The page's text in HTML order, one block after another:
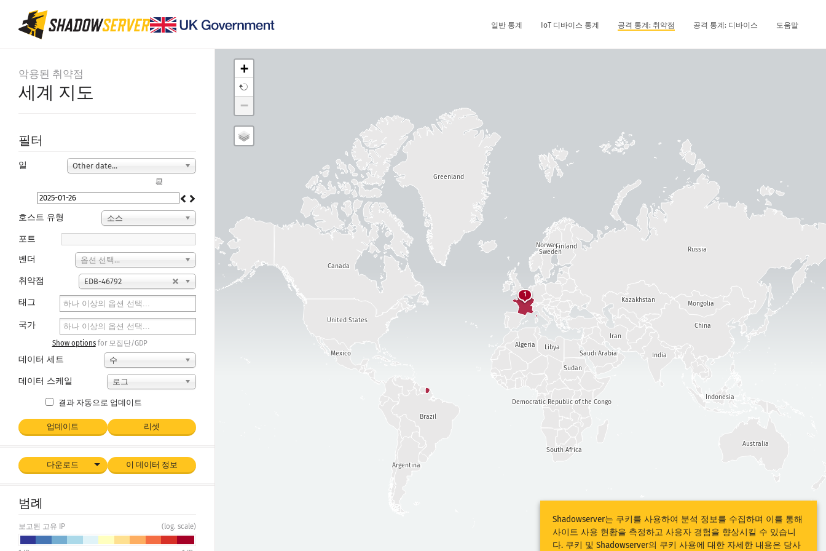
일반 통계 IoT 디바이스 통계 공격 통계: 취약점 공격 통계: 디바이스 도움말
악용된 취약점
세계 지도
필터
일 Other date...
📆
호스트 유형 소스
포트
벤더
옵션 선택...
취약점 EDB-46792
태그
국가
Show optionsfor 모집단/GDP
데이터 세트 수
데이터 스케일 로그
결과 자동으로 업데이트
업데이트 리셋
다운로드 이 데이터 정보
범례
보고된 고유 IP (log. scale)
Indonesia
Argentina
India
China
Democratic Republic of the Congo
South Africa
Kazakhstan
Brazil
Mongolia
Russia
Norway
Sweden
Finland
Libya
Sudan
Iran
Saudi Arabia
Algeria
United States
Canada
Mexico
Australia
Greenland
1
+
−
Shadowserver는 쿠키를 사용하여 분석 정보를 수집하며 이를 통해
사이트 사용 현황을 측정하고 사용자 경험을 향상시킬 수 있습니
다. 쿠키 및 Shadowserver의 쿠키 사용에 대한 자세한 내용은 당사